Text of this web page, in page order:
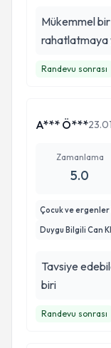
Mükemmel
rahatlatmaya
Randevu sonrası
A*** Ö***
Zamanlama
5.0
Çocuk ve
Duygu Bilgili Can
Tavsiye
biri
Randevu sonrası